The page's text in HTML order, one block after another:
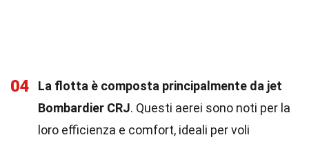
04
La flotta è composta principalmente da jet
Bombardier CRJ. Questi aerei sono noti per la
loro efficienza e comfort, ideali per voli